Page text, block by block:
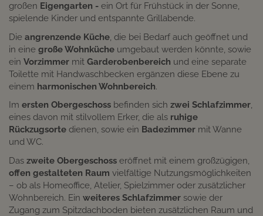
großen Eigengarten - ein Ort für Frühstück in der Sonne,
spielende Kinder und entspannte Grillabende.
Die angrenzende Küche, die bei Bedarf auch geöffnet und
in eine große Wohnküche umgebaut werden könnte, sowie
ein Vorzimmer mit Garderobenbereich und eine separate
Toilette mit Handwaschbecken ergänzen diese Ebene zu
einem harmonischen Wohnbereich.
Im ersten Obergeschoss befinden sich zwei Schlafzimmer,
eines davon mit stilvollem Erker, die als ruhige
Rückzugsorte dienen, sowie ein Badezimmer mit Wanne
und WC.
Das zweite Obergeschoss eröffnet mit einem großzügigen,
offen gestalteten Raum vielfältige Nutzungsmöglichkeiten
– ob als Homeoffice, Atelier, Spielzimmer oder zusätzlicher
Wohnbereich. Ein weiteres Schlafzimmer sowie der
Zugang zum Spitzdachboden bieten zusätzlichen Raum und